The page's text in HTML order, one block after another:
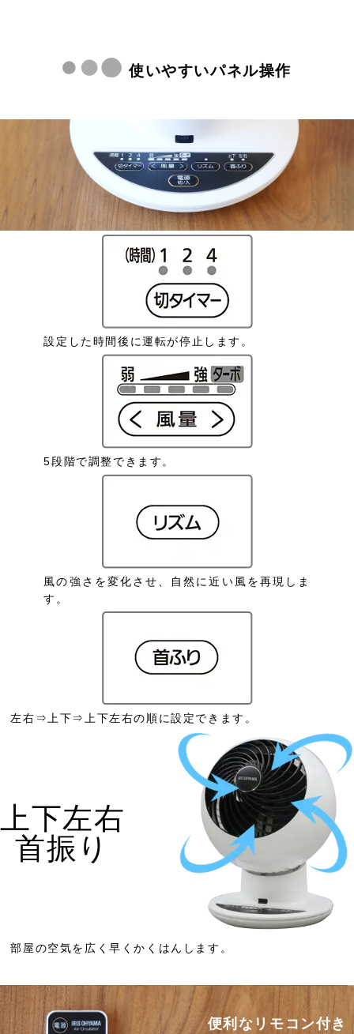
使いやすいパネル操作
設定した時間後に運転が停止します。
5段階で調整できます。
風の強さを変化させ、自然に近い風を再現しま
す。
左右⇒上下⇒上下左右の順に設定できます。
上下左右
首振り
部屋の空気を広く早くかくはんします。
便利なリモコン付き